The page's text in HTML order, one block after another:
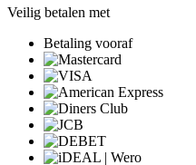
Veilig betalen met
Betaling vooraf